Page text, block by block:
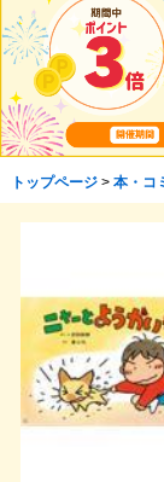
トップページ> 本・コ